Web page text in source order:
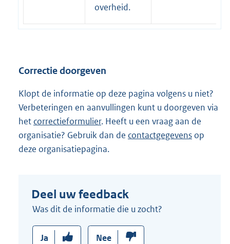
e
l
:
overheid.
Correctie doorgeven
Klopt de informatie op deze pagina volgens u niet?
Verbeteringen en aanvullingen kunt u doorgeven via
het correctieformulier. Heeft u een vraag aan de
organisatie? Gebruik dan de contactgegevens op
deze organisatiepagina.
Deel uw feedback
Was dit de informatie die u zocht?
Ja Nee